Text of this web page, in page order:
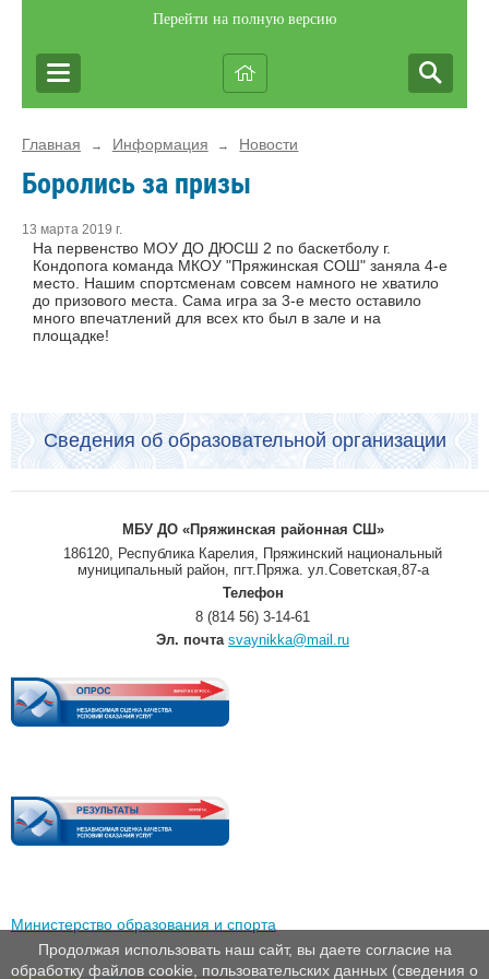
Перейти на полную версию
Главная → Информация → Новости
Боролись за призы
13 марта 2019 г.
На первенство МОУ ДО ДЮСШ 2 по баскетболу г.
Кондопога команда МКОУ "Пряжинская СОШ" заняла 4-е
место. Нашим спортсменам совсем намного не хватило
до призового места. Сама игра за 3-е место оставило
много впечатлений для всех кто был в зале и на
площадке!
Сведения об образовательной организации
МБУ ДО «Пряжинская районная СШ»
186120, Республика Карелия, Пряжинский национальный
муниципальный район, пгт.Пряжа. ул.Советская,87-а
Телефон
8 (814 56) 3-14-61
Эл. почта svaynikka@mail.ru
Министерство образования и спорта
Продолжая использовать наш сайт, вы даете согласие на
обработку файлов cookie, пользовательских данных (сведения о